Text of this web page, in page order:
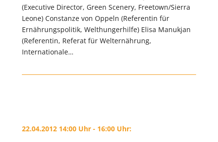
(Executive Director, Green Scenery, Freetown/Sierra
Leone) Constanze von Oppeln (Referentin für
Ernährungspolitik, Welthungerhilfe) Elisa Manukjan
(Referentin, Referat für Welternährung,
Internationale…
22.04.2012 14:00 Uhr - 16:00 Uhr: